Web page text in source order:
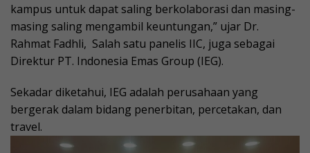
kampus untuk dapat saling berkolaborasi dan masing-
masing saling mengambil keuntungan,” ujar Dr.
Rahmat Fadhli, Salah satu panelis IIC, juga sebagai
Direktur PT. Indonesia Emas Group (IEG).
Sekadar diketahui, IEG adalah perusahaan yang
bergerak dalam bidang penerbitan, percetakan, dan
travel.